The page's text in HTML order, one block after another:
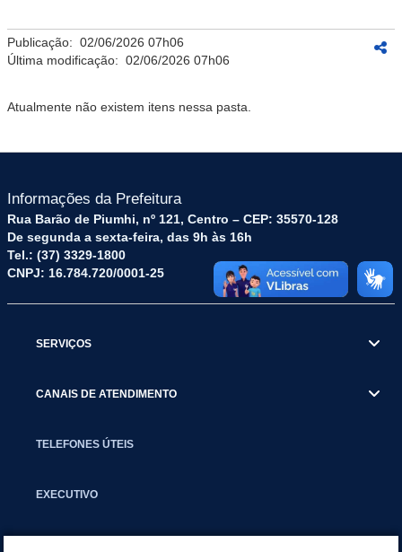
Publicação: 02/06/2026 07h06
Última modificação: 02/06/2026 07h06
Atualmente não existem itens nessa pasta.
Informações da Prefeitura
Rua Barão de Piumhi, nº 121, Centro – CEP: 35570-128
De segunda a sexta-feira, das 9h às 16h
Tel.: (37) 3329-1800
CNPJ: 16.784.720/0001-25
SERVIÇOS
CANAIS DE ATENDIMENTO
TELEFONES ÚTEIS
EXECUTIVO